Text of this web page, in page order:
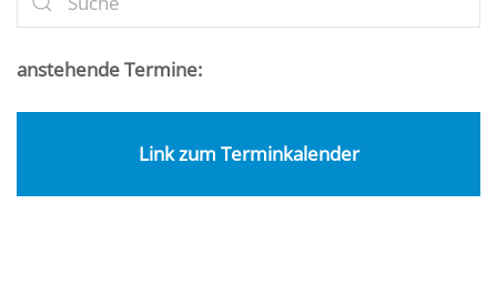
anstehende Termine:
Link zum Terminkalender